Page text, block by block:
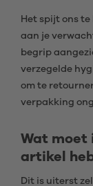
Het spijt ons
aan je
begrip
verzegelde
om te
verpakking
Wat moet
artikel
Dit is uiterst